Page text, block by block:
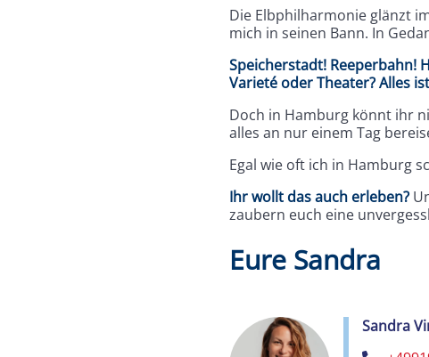
Die Elbphilharmonie glänzt
mich in seinen Bann. In
Speicherstadt! Reeperbahn!
Varieté oder Theater? Alles
Doch in Hamburg könnt ihr
alles an nur einem Tag
Egal wie oft ich in Hamburg
Ihr wollt das auch erleben?
zaubern euch eine
Eure Sandra
Sandra